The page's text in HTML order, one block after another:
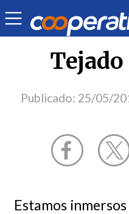
Opinión | Felipe
Publicado: 25/05/
Estamos